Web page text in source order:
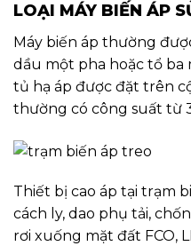
LOẠI MÁY BIẾN ÁP
Máy biến áp thường
dầu một pha hoặc tổ ba
tủ hạ áp được đặt trên
thường có công suất từ
Thiết bị cao áp tại trạm
cách ly, dao phụ tải,
rơi xuống mặt đất FCO,